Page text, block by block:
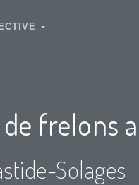
frelons
Solages